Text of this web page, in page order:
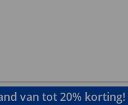
van tot 20% korting!